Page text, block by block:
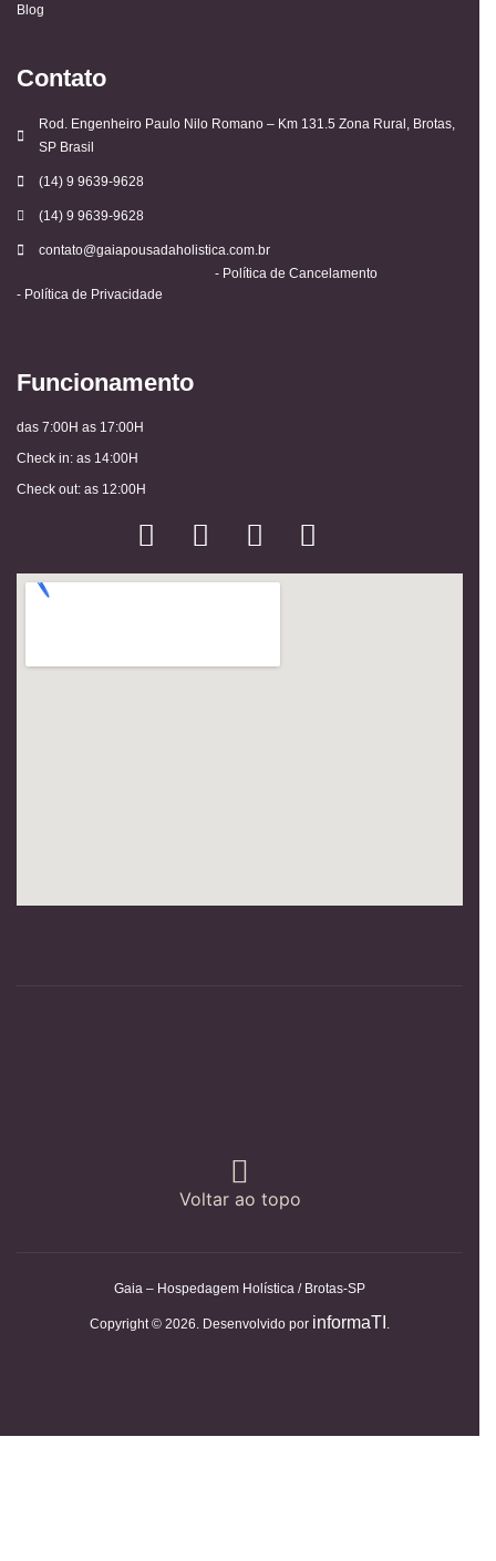
Blog
Contato
Rod. Engenheiro Paulo Nilo Romano – Km 131.5 Zona Rural, Brotas,
SP Brasil
(14) 9 9639-9628
(14) 9 9639-9628
contato@gaiapousadaholistica.com.br
- Política de Privacidade
- Política de Cancelamento
Funcionamento
das 7:00H as 17:00H
Check in: as 14:00H
Check out: as 12:00H
Voltar ao topo
Gaia – Hospedagem Holística / Brotas-SP
Copyright © 2026. Desenvolvido por informaTI .